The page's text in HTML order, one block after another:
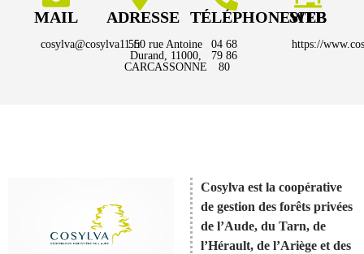
MAIL
cosylva@cosylva11.fr
ADRESSE
550 rue Antoine
Durand, 11000,
CARCASSONNE
TÉLÉPHONE
04 68
79 86
80
SITE WEB
https://
Cosylva est la coopérative
de gestion des forêts privées
de l’Aude, du Tarn, de
l’Hérault, de l’Ariège et des